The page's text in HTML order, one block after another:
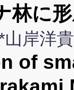
林に
山岸洋
of